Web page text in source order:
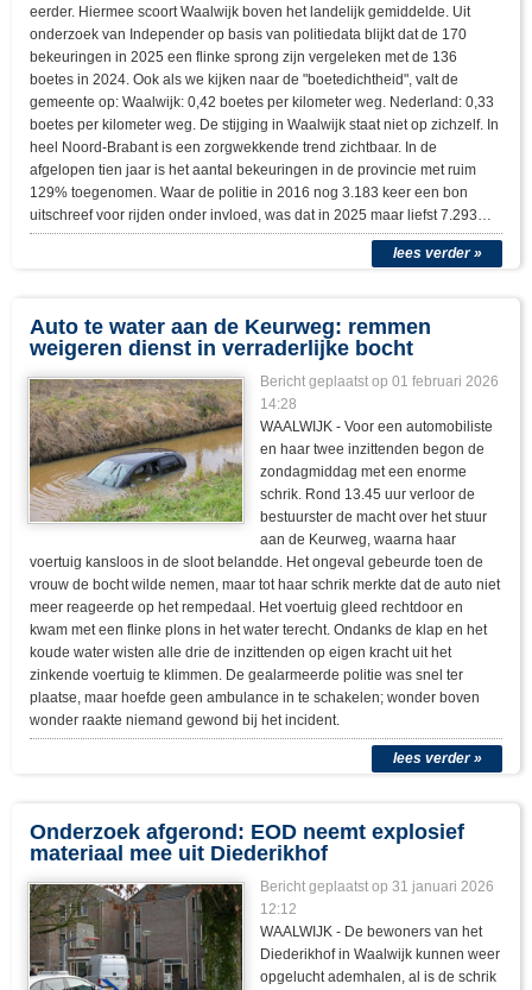
eerder. Hiermee scoort Waalwijk boven het landelijk gemiddelde. Uit
onderzoek van Independer op basis van politiedata blijkt dat de 170
bekeuringen in 2025 een flinke sprong zijn vergeleken met de 136
boetes in 2024. Ook als we kijken naar de "boetedichtheid", valt de
gemeente op: Waalwijk: 0,42 boetes per kilometer weg. Nederland: 0,33
boetes per kilometer weg. De stijging in Waalwijk staat niet op zichzelf. In
heel Noord-Brabant is een zorgwekkende trend zichtbaar. In de
afgelopen tien jaar is het aantal bekeuringen in de provincie met ruim
129% toegenomen. Waar de politie in 2016 nog 3.183 keer een bon
uitschreef voor rijden onder invloed, was dat in 2025 maar liefst 7.293…
lees verder »
Auto te water aan de Keurweg: remmen
weigeren dienst in verraderlijke bocht
Bericht geplaatst op01 februari 2026
14:28
WAALWIJK - Voor een automobiliste
en haar twee inzittenden begon de
zondagmiddag met een enorme
schrik. Rond 13.45 uur verloor de
bestuurster de macht over het stuur
aan de Keurweg, waarna haar
voertuig kansloos in de sloot belandde. Het ongeval gebeurde toen de
vrouw de bocht wilde nemen, maar tot haar schrik merkte dat de auto niet
meer reageerde op het rempedaal. Het voertuig gleed rechtdoor en
kwam met een flinke plons in het water terecht. Ondanks de klap en het
koude water wisten alle drie de inzittenden op eigen kracht uit het
zinkende voertuig te klimmen. De gealarmeerde politie was snel ter
plaatse, maar hoefde geen ambulance in te schakelen; wonder boven
wonder raakte niemand gewond bij het incident.
lees verder »
Onderzoek afgerond: EOD neemt explosief
materiaal mee uit Diederikhof
Bericht geplaatst op31 januari 2026
12:12
WAALWIJK - De bewoners van het
Diederikhof in Waalwijk kunnen weer
opgelucht ademhalen, al is de schrik